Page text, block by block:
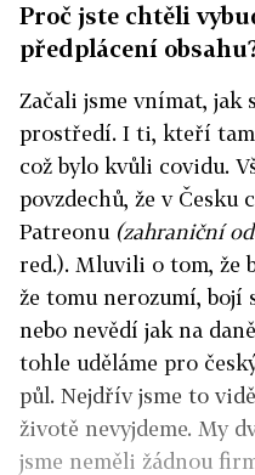
Proč jste chtěli
předplácení
Začali jsme vnímat,
prostředí. I ti, kteří
což bylo kvůli covidu.
povzdechů, že v Česku
Patreonu (zahraniční
red.). Mluvili o tom, že
že tomu nerozumí, bojí
nebo nevědí jak na
tohle uděláme pro
půl. Nejdřív jsme to
životě nevyjdeme. My
jsme neměli žádnou